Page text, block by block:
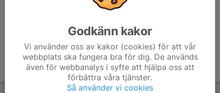
Godkänn kakor
Vi använder oss av kakor (cookies) för att vår
webbplats ska fungera bra för dig. De används
även för webbanalys i syfte att hjälpa oss att
förbättra våra tjänster.
Så använder vi cookies